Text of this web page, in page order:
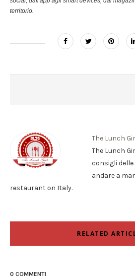
territorio.
The Lunch
The Lunch
consigli delle
andare a
restaurant on Italy.
RELATED
0 COMMENTI